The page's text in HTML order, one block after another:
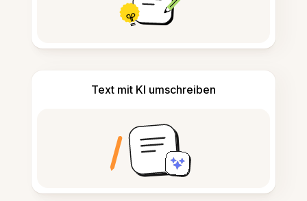
Text mit KI umschreiben